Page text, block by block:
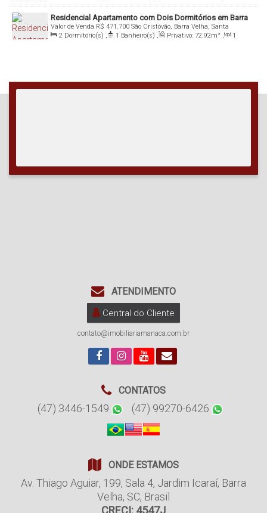
Sala(s) , Total: 72.92m² , 1 Vaga(s) , 2mDistância do Mar ,
Útil:
72 m² Terreno: 4200 m²
Residencial Apartamento com Dois Dormitórios em Barra
Velha -
R$ 471.700
Valor de Venda
São Cristóvão, Barra Velha, Santa
Catarina, Brasil
2 Dormitório(s) , 1 Banheiro(s) , Privativo: 72.92m² ,
1
ATENDIMENTO
Central do Cliente
contato@imobiliariamanaca.com.br
CONTATOS
(47) 3446-1549 (47) 99270-6426
ONDE ESTAMOS
Av. Thiago Aguiar, 199, Sala 4, Jardim Icaraí, Barra
Velha, SC, Brasil
CRECI: 4547J